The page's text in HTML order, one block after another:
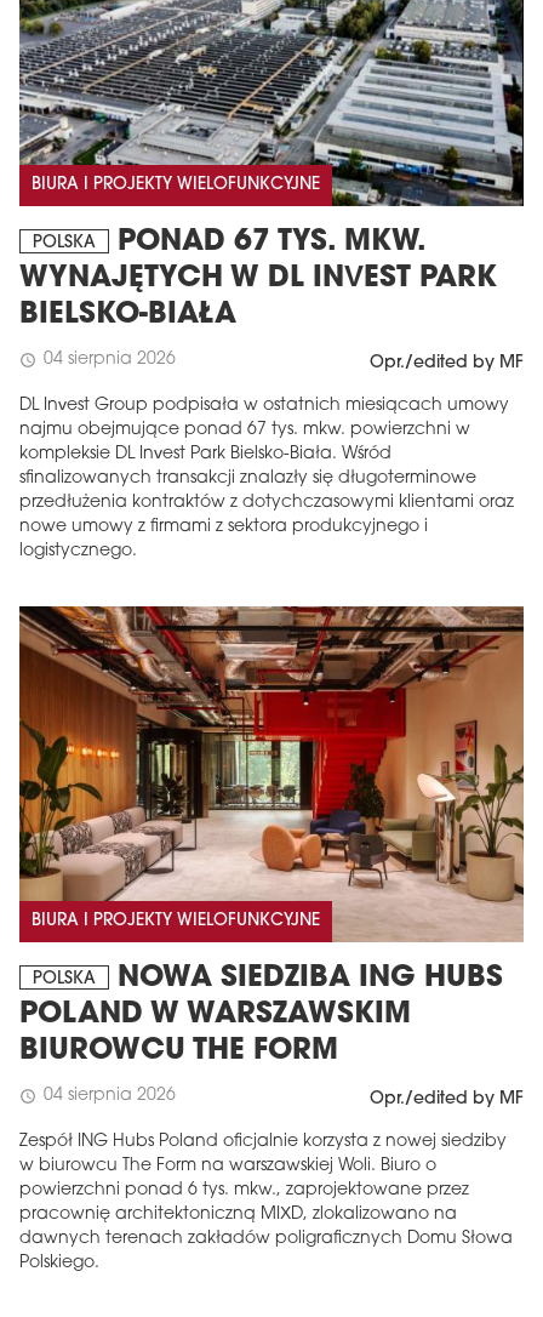
BIURA I PROJEKTY WIELOFUNKCYJNE
POLSKA
PONAD 67 TYS. MKW.
WYNAJĘTYCH W DL INVEST PARK
BIELSKO-BIAŁA
schedule 04 sierpnia 2026 Opr./edited by MF
DL Invest Group podpisała w ostatnich miesiącach umowy
najmu obejmujące ponad 67 tys. mkw. powierzchni w
kompleksie DL Invest Park Bielsko-Biała. Wśród
sfinalizowanych transakcji znalazły się długoterminowe
przedłużenia kontraktów z dotychczasowymi klientami oraz
nowe umowy z firmami z sektora produkcyjnego i
logistycznego.
BIURA I PROJEKTY WIELOFUNKCYJNE
POLSKA
NOWA SIEDZIBA ING HUBS
POLAND W WARSZAWSKIM
BIUROWCU THE FORM
schedule 04 sierpnia 2026 Opr./edited by MF
Zespół ING Hubs Poland oficjalnie korzysta z nowej siedziby
w biurowcu The Form na warszawskiej Woli. Biuro o
powierzchni ponad 6 tys. mkw., zaprojektowane przez
pracownię architektoniczną MIXD, zlokalizowano na
dawnych terenach zakładów poligraficznych Domu Słowa
Polskiego.